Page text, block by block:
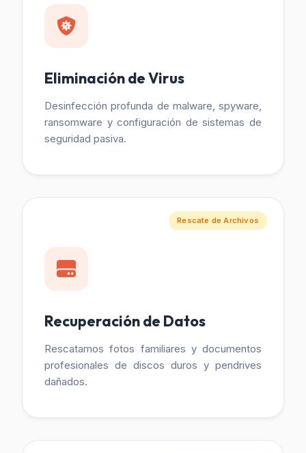
Eliminación de Virus
Desinfección profunda de malware, spyware,
ransomware y configuración de sistemas de
seguridad pasiva.
Rescate de Archivos
Recuperación de Datos
Rescatamos fotos familiares y documentos
profesionales de discos duros y pendrives
dañados.